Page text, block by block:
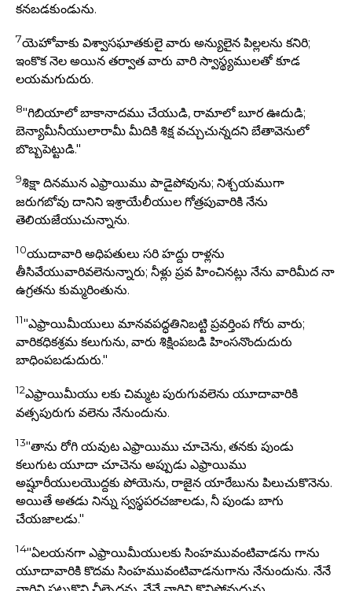
కనబడకుండును.
7యెహోవాకు విశ్వాసఘాతకులై వారు అన్యులైన పిల్లలను కనిరి;
ఇంకొక నెల అయిన తర్వాత వారు వారి స్వాస్థ్యములతో కూడ
లయమగుదురు.
8"గిబియాలో బాకానాదము చేయుడి, రామాలో బూర ఊదుడి;
బెన్యామీనీయులారామీ మీదికి శిక్ష వచ్చుచున్నదని బేతావెనులో
బొబ్బపెట్టుడి."
9శిక్షా దినమున ఎఫ్రాయిము పాడైపోవును; నిశ్చయముగా
జరుగబోవు దానిని ఇశ్రాయేలీయుల గోత్రపువారికి నేను
తెలియజేయుచున్నాను.
10యుదావారి అధిపతులు సరి హద్దు రాళ్లను
తీసివేయువారివలెనున్నారు; నీళ్లు ప్రవ హించినట్లు నేను వారిమీద నా
ఉగ్రతను కుమ్మరింతును.
11"ఎఫ్రాయిమీయులు మానవపద్ధతినిబట్టి ప్రవర్తింప గోరు వారు;
వారికధికశ్రమ కలుగును, వారు శిక్షింపబడి హింసనొందుదురు
బాధింపబడుదురు."
12ఎఫ్రాయిమీయు లకు చిమ్మట పురుగువలెను యూదావారికి
వత్సపురుగు వలెను నేనుందును.
13"తాను రోగి యవుట ఎఫ్రాయిము చూచెను, తనకు పుండు
కలుగుట యూదా చూచెను అప్పుడు ఎఫ్రాయిము
అష్షూరీయులయొద్దకు పోయెను, రాజైన యారేబును పిలుచుకొనెను.
అయితే అతడు నిన్ను స్వస్థపరచజాలడు, నీ పుండు బాగు
చేయజాలడు."
14"ఏలయనగా ఎఫ్రాయిమీయులకు సింహమువంటివాడను గాను
యూదావారికి కొదమ సింహమువంటివాడనుగాను నేనుందును. నేనే